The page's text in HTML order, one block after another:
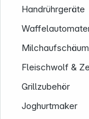
Handrührgeräte
Fleischwolf &
Grillzubehör
Joghurtmaker
Rechtliches